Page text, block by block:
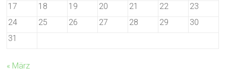
17
18 19 20 21 22
23
24
25 26 27 28 29
30
31
« März